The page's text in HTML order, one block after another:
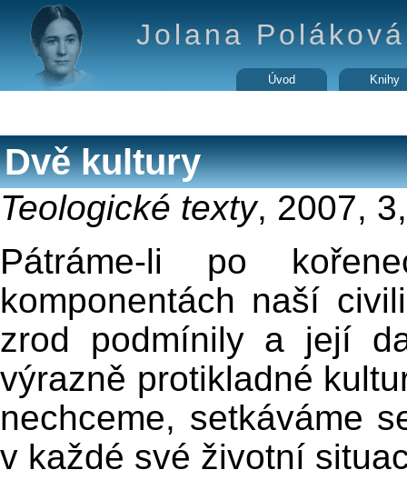
Jolana
Úvod Knihy
Dvě kultury
Teologické texty, 2007,
Pátráme-li po
komponentách naší
zrod podmínily a její
výrazně protikladné
nechceme, setkáváme
v každé své životní